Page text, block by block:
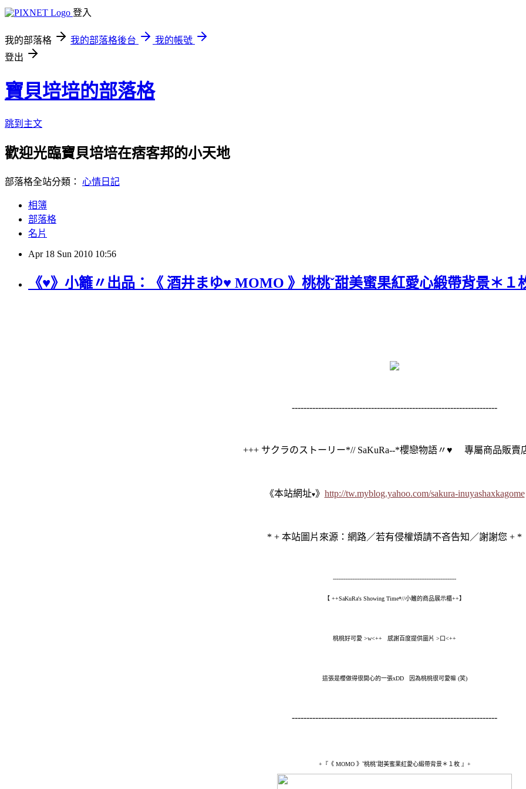
登入
我的部落格 我的部落格後台
我的帳號
登出
寶貝培培的部落格
跳到主文
歡迎光臨寶貝培培在痞客邦的小天地
部落格全站分類： 心情日記
相簿
部落格
名片
Apr 18 Sun 2010 10:56
《♥》小籬〃出品：《 酒井まゆ♥ MOMO 》桃桃ˇ甜美蜜果紅愛心緞帶背景＊１
----------------------------------------------------------------------
+++ サクラのストーリー*// SaKuRa--*櫻戀物語〃♥ 專屬商品販賣
《本站網址♥》 http://tw.myblog.yahoo.com/sakura-inuyashaxkagome
* + 本站圖片來源：網路／若有侵權煩請不吝告知／謝謝您 + *
----------------------------------------------------------------------
【 ++SaKuRa's Showing Time*//小籬的商品展示櫃++】
桃桃好可愛 >w<++ 感謝百度提供圖片 >口<++
這張是櫻做得很開心的一張xDD 因為桃桃很可愛嘛 (笑)
----------------------------------------------------------------------
+『《 MOMO 》ˇ桃桃ˇ甜美蜜果紅愛心緞帶背景＊１枚』+